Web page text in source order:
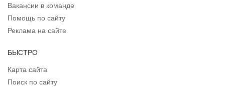
Вакансии в команде
Помощь по сайту
Реклама на сайте
БЫСТРО
Карта сайта
Поиск по сайту